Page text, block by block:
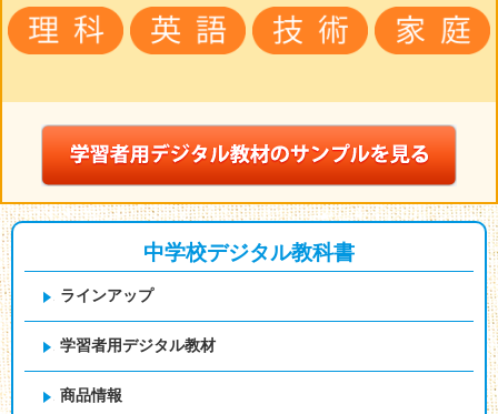
中学校デジタル教科書
ラインアップ
学習者用デジタル教材
商品情報